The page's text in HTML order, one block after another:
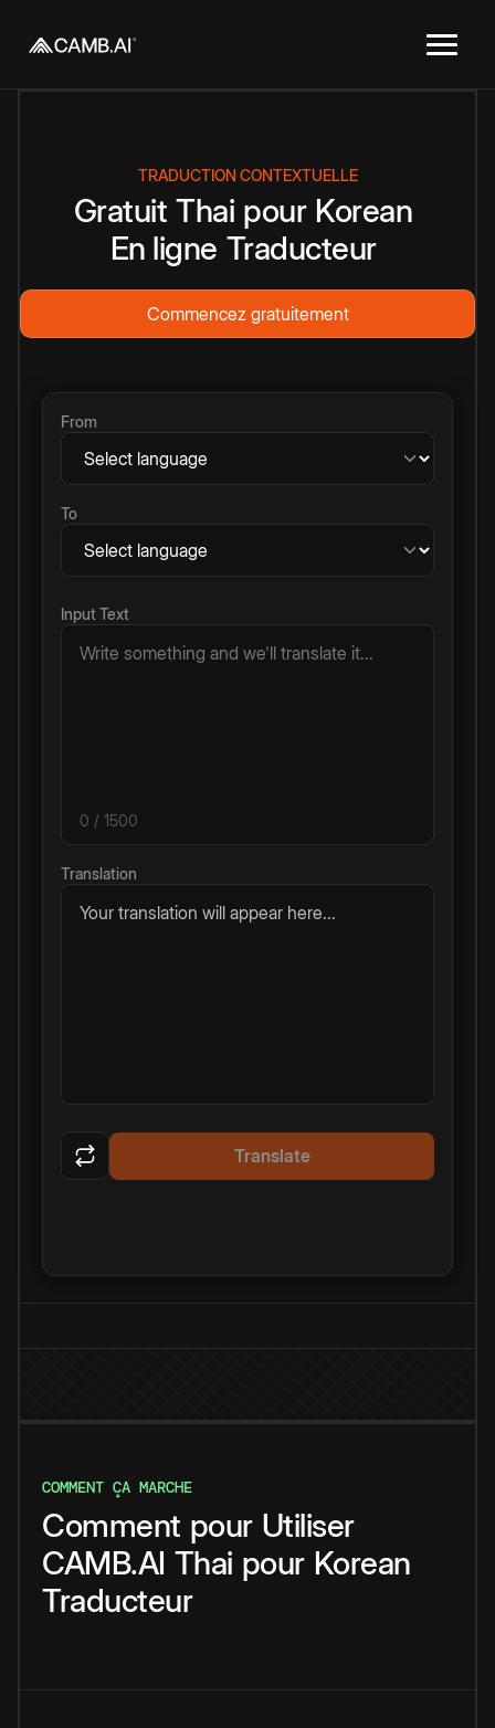
TRADUCTION CONTEXTUELLE
Gratuit Thai pour Korean
En ligne Traducteur
Commencez gratuitement
From
To
Input Text
0 / 1500
Translation
Your translation will appear here...
Translate
COMMENT ÇA MARCHE
Comment pour Utiliser
CAMB.AI Thai pour Korean
Traducteur